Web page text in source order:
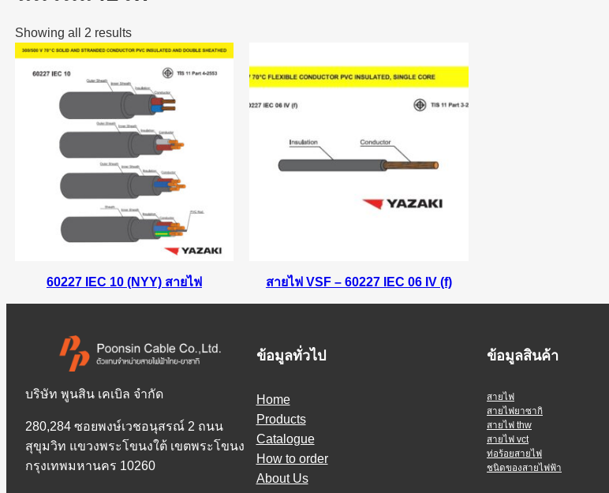
Showing all 2 results
60227 IEC 10 (NYY) สายไฟ สายไฟ VSF – 60227 IEC 06 IV (f)
บริษัท พูนสิน เคเบิล จำกัด
280,284 ซอยพงษ์เวชอนุสรณ์ 2 ถนน
สุขุมวิท แขวงพระโขนงใต้ เขตพระโขนง
กรุงเทพมหานคร 10260
ข้อมูลทั่วไป
Home
Products
Catalogue
How to order
About Us
ข้อมูลสินค้า
สายไฟ
สายไฟยาซากิ
สายไฟ thw
สายไฟ vct
ท่อร้อยสายไฟ
ชนิดของสายไฟฟ้า